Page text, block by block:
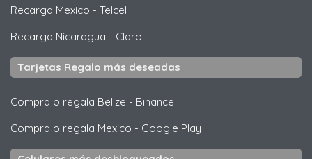
Recarga Mexico - Telcel
Recarga Nicaragua - Claro
Tarjetas Regalo más deseadas
Compra o regala Belize - Binance
Compra o regala Mexico - Google Play